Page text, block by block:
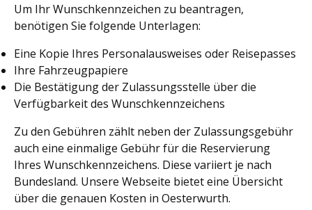
Um Ihr Wunschkennzeichen zu beantragen,
benötigen Sie folgende Unterlagen:
Eine Kopie Ihres Personalausweises oder Reisepasses
Ihre Fahrzeugpapiere
Die Bestätigung der Zulassungsstelle über die
Verfügbarkeit des Wunschkennzeichens
Zu den Gebühren zählt neben der Zulassungsgebühr
auch eine einmalige Gebühr für die Reservierung
Ihres Wunschkennzeichens. Diese variiert je nach
Bundesland. Unsere Webseite bietet eine Übersicht
über die genauen Kosten in Oesterwurth.